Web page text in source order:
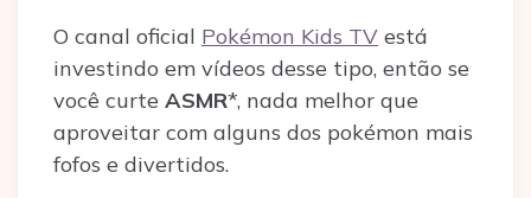
O canal oficial Pokémon Kids TV está
investindo em vídeos desse tipo, então se
você curte ASMR*, nada melhor que
aproveitar com alguns dos pokémon mais
fofos e divertidos.